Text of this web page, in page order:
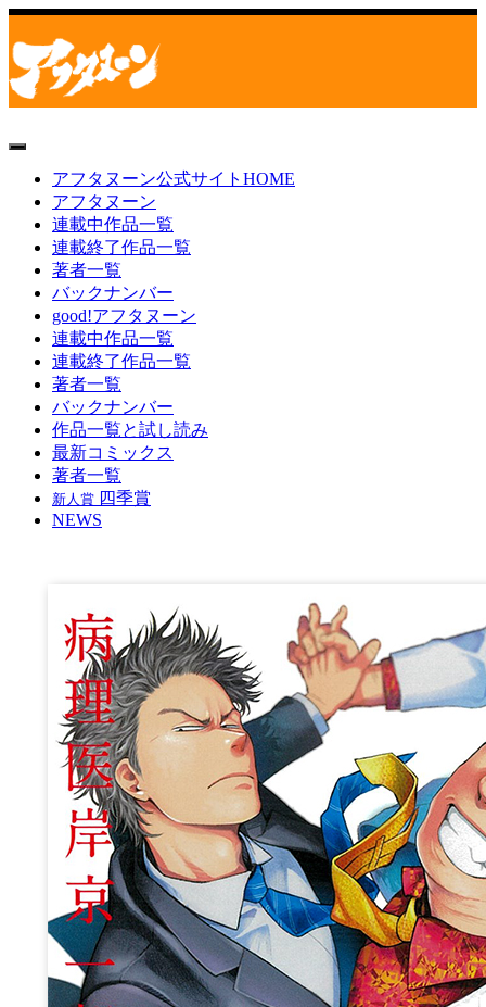
toggle
navigationアフタヌーン公式サイトHOME
アフタヌーン
連載中作品一覧
連載終了作品一覧
著者一覧
バックナンバー
good!アフタヌーン
連載中作品一覧
連載終了作品一覧
著者一覧
バックナンバー
作品一覧と試し読み
最新コミックス
著者一覧
新人賞 四季賞
NEWS